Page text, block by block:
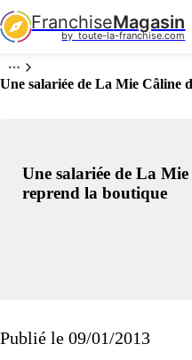
FranchiseMagasin
by  toute-la-franchise.com
Une salariée de La Mie Câline
Une salariée de La
reprend la boutique
Publié le 09/01/2013